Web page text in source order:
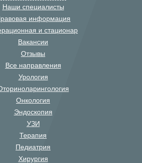
Наши специалисты
информация
и стационар
Вакансии
Отзывы
Все направления
Урология
Онкология
Эндоскопия
УЗИ
Терапия
Педиатрия
Хирургия